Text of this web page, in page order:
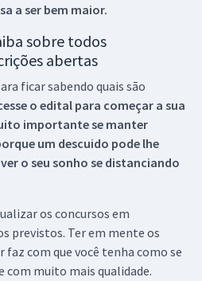
a ser bem maior.
sobre todos
abertas
ficar sabendo quais são
o edital para começar a sua
importante se manter
um descuido pode lhe
o seu sonho se distanciando
os concursos em
previstos. Ter em mente os
faz com que você tenha como se
com muito mais qualidade.